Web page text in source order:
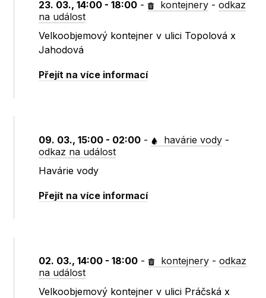
23. 03., 14:00 - 18:00 - kontejnery -odkaz
na událost
Velkoobjemový kontejner v ulici Topolová x
Jahodová
Přejít na více informací
09. 03., 15:00 - 02:00 - havárie vody -
odkaz na událost
Havárie vody
Přejít na více informací
02. 03., 14:00 - 18:00 - kontejnery -odkaz
na událost
Velkoobjemový kontejner v ulici Práčská x